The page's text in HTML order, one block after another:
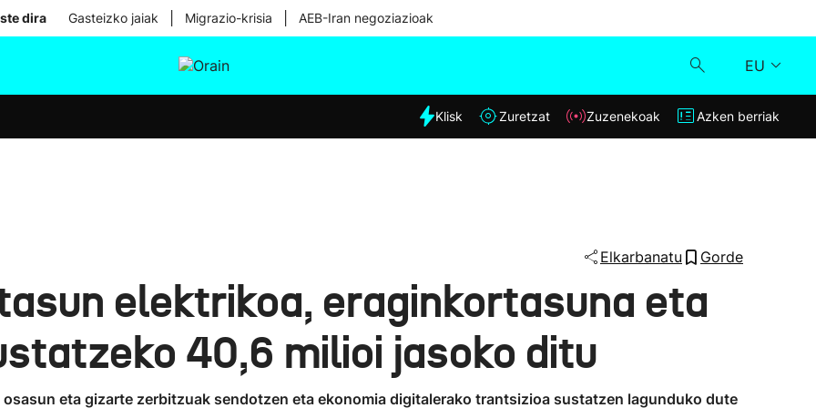
dira Gasteizko jaiak Migrazio-krisia AEB-Iran negoziazioak
EU
Eguraldia
Klisk
Azken berriak
Klisk Zuretzat Zuzenekoak Azken berriak
Elkarbanatu Gorde
elektrikoa, eraginkortasuna eta
40,6 milioi jasoko ditu
eta gizarte zerbitzuak sendotzen eta ekonomia digitalerako trantsizioa sustatzen lagunduko dute